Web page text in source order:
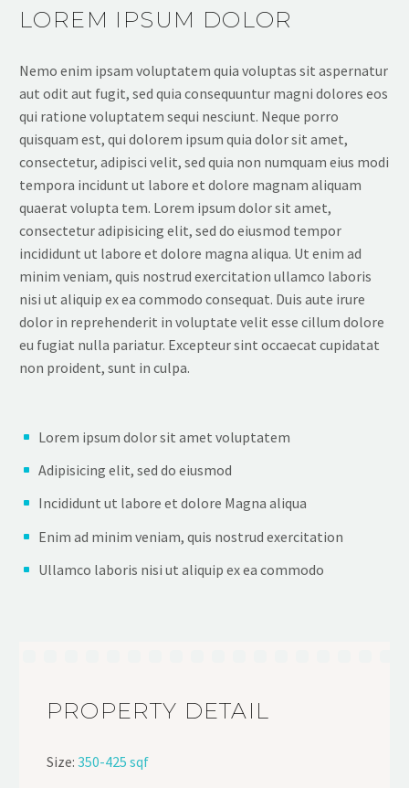
LOREM IPSUM DOLOR
Nemo enim ipsam voluptatem quia voluptas sit aspernatur
aut odit aut fugit, sed quia consequuntur magni dolores eos
qui ratione voluptatem sequi nesciunt. Neque porro
quisquam est, qui dolorem ipsum quia dolor sit amet,
consectetur, adipisci velit, sed quia non numquam eius modi
tempora incidunt ut labore et dolore magnam aliquam
quaerat volupta tem. Lorem ipsum dolor sit amet,
consectetur adipisicing elit, sed do eiusmod tempor
incididunt ut labore et dolore magna aliqua. Ut enim ad
minim veniam, quis nostrud exercitation ullamco laboris
nisi ut aliquip ex ea commodo consequat. Duis aute irure
dolor in reprehenderit in voluptate velit esse cillum dolore
eu fugiat nulla pariatur. Excepteur sint occaecat cupidatat
non proident, sunt in culpa.
Lorem ipsum dolor sit amet voluptatem
Adipisicing elit, sed do eiusmod
Incididunt ut labore et dolore Magna aliqua
Enim ad minim veniam, quis nostrud exercitation
Ullamco laboris nisi ut aliquip ex ea commodo
PROPERTY DETAIL
Size: 350-425 sqf